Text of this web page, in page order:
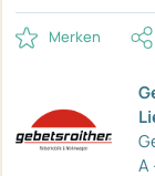
Merken
A